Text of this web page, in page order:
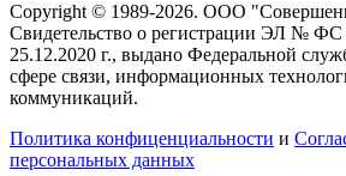
Copyright © 1989-2026. ООО
Свидетельство о регистрации ЭЛ № ФС
25.12.2020 г., выдано Федеральной
сфере связи, информационных
коммуникаций.
Политика конфиценциальности и
персональных данных